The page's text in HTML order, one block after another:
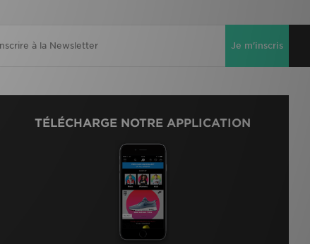
Je m'inscris
TÉLÉCHARGE NOTRE APPLICATION